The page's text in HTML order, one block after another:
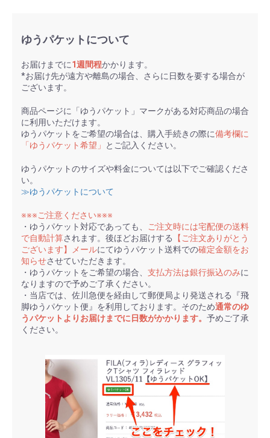
ゆうパケットについて
お届けまでに1週間程かかります。
*お届け先が遠方や離島の場合、さらに日数を要する場合が
ございます。
商品ページに「ゆうパケット」マークがある対応商品の場合
に利用いただけます。
ゆうパケットをご希望の場合は、購入手続きの際に備考欄に
「ゆうパケット希望」
とご記入ください。
ゆうパケットのサイズや料金については以下でご確認くださ
い。
≫ゆうパケットについて
※※※ご注意ください※※※
・ゆうパケット対応であっても、
ご注文時には宅配便の送料
で自動計算されます。後ほどお届けする
【ご注文ありがとう
ございます】メールにてゆうパケット送料での確定金額をお
知らせさせていただきます。
・ゆうパケットをご希望の場合、 支払方法は銀行振込のみに
なりますので予めご了承ください。
・当店では、佐川急便を経由して郵便局より発送される『飛
脚ゆうパケット便』を利用しております。そのため通常のゆ
うパケットよりお届けまでに日数がかかります。 予めご了承
ください。